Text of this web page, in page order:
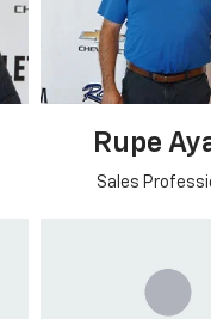
Rupe
Sales